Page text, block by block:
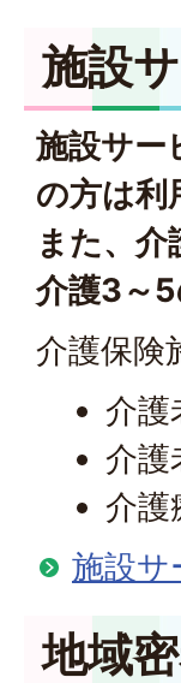
施設
施設サー
の方は利
また、
介護3～5
介護保険
介護
介護
介護
施設サ
地域